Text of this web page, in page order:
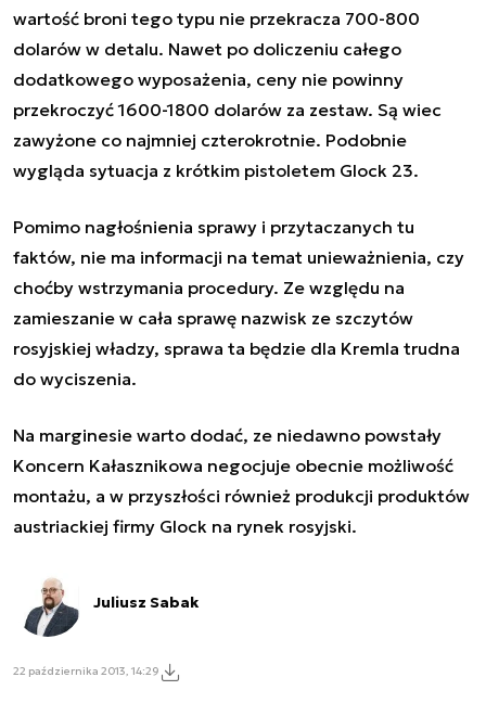
wartość broni tego typu nie przekracza 700-800
dolarów w detalu. Nawet po doliczeniu całego
dodatkowego wyposażenia, ceny nie powinny
przekroczyć 1600-1800 dolarów za zestaw. Są wiec
zawyżone co najmniej czterokrotnie. Podobnie
wygląda sytuacja z krótkim pistoletem Glock 23.
Pomimo nagłośnienia sprawy i przytaczanych tu
faktów, nie ma informacji na temat unieważnienia, czy
choćby wstrzymania procedury. Ze względu na
zamieszanie w cała sprawę nazwisk ze szczytów
rosyjskiej władzy, sprawa ta będzie dla Kremla trudna
do wyciszenia.
Na marginesie warto dodać, ze niedawno powstały
Koncern Kałasznikowa negocjuje obecnie możliwość
montażu, a w przyszłości również produkcji produktów
austriackiej firmy Glock na rynek rosyjski.
Juliusz Sabak
22 października 2013, 14:29